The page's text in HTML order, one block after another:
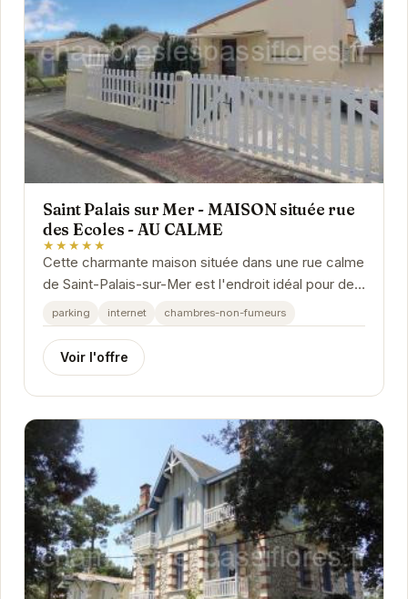
Saint Palais sur Mer - MAISON située rue
des Ecoles - AU CALME
★★★★★
Cette charmante maison située dans une rue calme
de Saint-Palais-sur-Mer est l'endroit idéal pour des
vacances en famille ou entre amis. Proche de...
parking internet chambres-non-fumeurs
Voir l'offre